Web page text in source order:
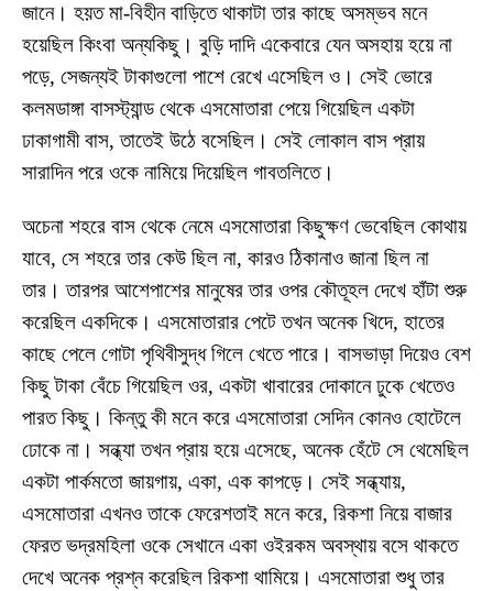
জানে। হয়ত মা-বিহীন বাড়িতে থাকাটা তার কাছে অসম্ভব মনে
হয়েছিল কিংবা অন্যকিছু। বুড়ি দাদি একেবারে যেন অসহায় হয়ে না
পড়ে, সেজন্যই টাকাগুলো পাশে রেখে এসেছিল ও। সেই ভোরে
কলমডাঙ্গা বাসস্ট্যান্ড থেকে এসমোতারা পেয়ে গিয়েছিল একটা
ঢাকাগামী বাস, তাতেই উঠে বসেছিল। সেই লোকাল বাস প্রায়
সারাদিন পরে ওকে নামিয়ে দিয়েছিল গাবতলিতে।
অচেনা শহরে বাস থেকে নেমে এসমোতারা কিছুক্ষণ ভেবেছিল কোথায়
যাবে, সে শহরে তার কেউ ছিল না, কারও ঠিকানাও জানা ছিল না
তার। তারপর আশেপাশের মানুষের তার ওপর কৌতূহল দেখে হাঁটা শুরু
করেছিল একদিকে। এসমোতারার পেটে তখন অনেক খিদে, হাতের
কাছে পেলে গোটা পৃথিবীসুদ্ধ গিলে খেতে পারে। বাসভাড়া দিয়েও বেশ
কিছু টাকা বেঁচে গিয়েছিল ওর, একটা খাবারের দোকানে ঢুকে খেতেও
পারত কিছু। কিন্তু কী মনে করে এসমোতারা সেদিন কোনও হোটেলে
ঢোকে না। সন্ধ্যা তখন প্রায় হয়ে এসেছে, অনেক হেঁটে সে থেমেছিল
একটা পার্কমতো জায়গায়, একা, এক কাপড়ে। সেই সন্ধ্যায়,
এসমোতারা এখনও তাকে ফেরেশতাই মনে করে, রিকশা নিয়ে বাজার
ফেরত ভদ্রমহিলা ওকে সেখানে একা ওইরকম অবস্থায় বসে থাকতে
দেখে অনেক প্রশ্ন করেছিল রিকশা থামিয়ে। এসমোতারা শুধু তার